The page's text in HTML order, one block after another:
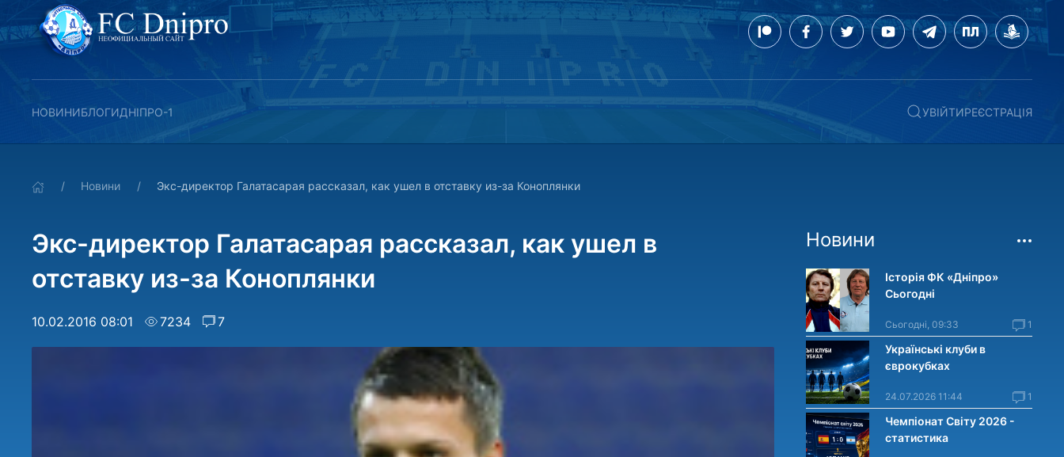
НОВИНИБЛОГИДНІПРО-1 УВІЙТИРЕЄСТРАЦІЯ
Новини Экс-директор Галатасарая рассказал, как ушел в отставку из-за Коноплянки
Экс-директор Галатасарая рассказал, как ушел в
отставку из-за Коноплянки
10.02.2016 08:01 7234 7
Новини
Історія ФК «Дніпро»
Сьогодні
Сьогодні, 09:33 1
Українські клуби в
єврокубках
24.07.2026 11:44 1
Чемпіонат Світу 2026 -
статистика